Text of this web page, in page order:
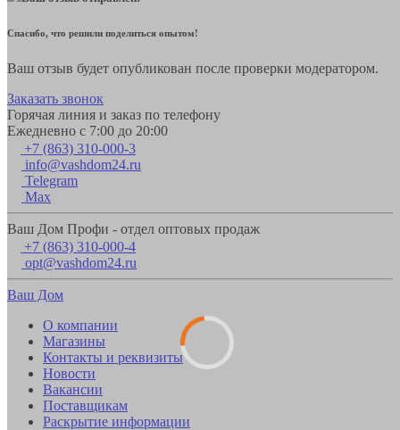
Спасибо, что решили поделиться опытом!
Ваш отзыв будет опубликован после проверки модератором.
Заказать звонок
Горячая линия и заказ по телефону
Ежедневно с 7:00 до 20:00
+7 (863) 310-000-3
info@vashdom24.ru
Telegram
Max
Ваш Дом Профи - отдел оптовых продаж
+7 (863) 310-000-4
opt@vashdom24.ru
Ваш Дом
О компании
Магазины
Контакты и реквизиты
Новости
Вакансии
Поставщикам
Раскрытие информации